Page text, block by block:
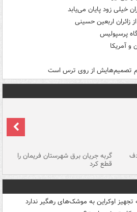
خیلی زود پایان می‌یابد
اربعین حسینی
پرسپولیس
و آمریکا
تصمیم‌هایش از روی ترس است
گربه جریان برق شهرستان فریمان را
قطع کرد
تجهیز اوکراین به موشک‌های رهگیر ندارد